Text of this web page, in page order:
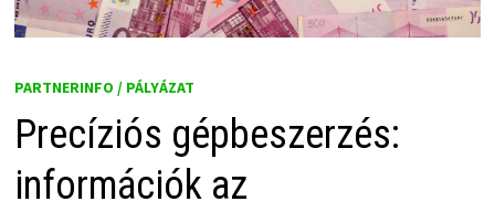
PARTNERINFO / PÁLYÁZAT
Precíziós gépbeszerzés:
információk az